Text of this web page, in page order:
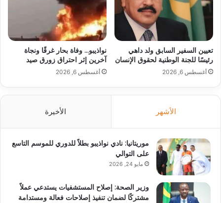
تعيين السفير السابق ولد داهي
رئيسًا للجنة الوطنية لحقوق الإنسان
أغسطس 6, 2026
نواذيبو… وفاة بحار غرقًا ونجاة
آخرين إثر احتراق زورق صيد
أغسطس 6, 2026
الأشهر الأخيرة
موريتانيا: نادي نواذيبو بطلاً للدوري للموسم التاسع
على التوالي
مايو 24, 2026
وزير الصحة: إصلاح المستشفيات يستدعي عملاً
مشتركًا لضمان تنفيذ إصلاحات فعالة ومستدامة